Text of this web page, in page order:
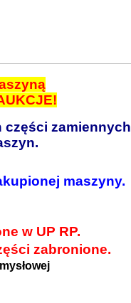
zamiennych
maszyny.
w UP RP.
zabronione.